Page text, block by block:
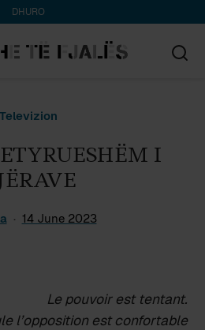
DHURO
Televizion
I
14 June 2023
Le pouvoir est tentant.
l’op­position est confortable